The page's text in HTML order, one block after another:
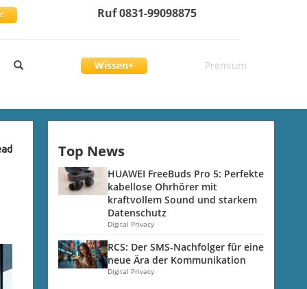
Ruf 0831-99098875
Wissen+ Premium
Top News
HUAWEI FreeBuds Pro 5: Perfekte
kabellose Ohrhörer mit
kraftvollem Sound und starkem
Datenschutz
Digital Privacy
RCS: Der SMS-Nachfolger für eine
neue Ära der Kommunikation
Digital Privacy